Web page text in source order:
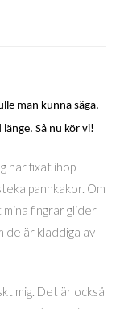
man kunna säga.
Så nu kör vi!
har fixat ihop
pannkakor. Om
fingrar glider
är kladdiga av
mig. Det är också